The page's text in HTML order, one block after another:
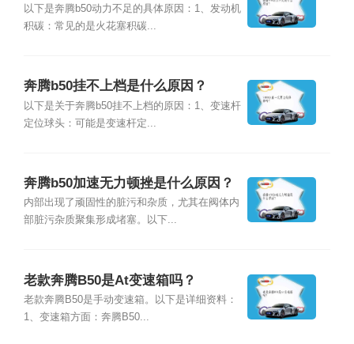
以下是奔腾b50动力不足的具体原因：1、发动机
积碳：常见的是火花塞积碳...
奔腾b50挂不上档是什么原因？
以下是关于奔腾b50挂不上档的原因：1、变速杆
定位球头：可能是变速杆定...
奔腾b50加速无力顿挫是什么原因？
内部出现了顽固性的脏污和杂质，尤其在阀体内
部脏污杂质聚集形成堵塞。以下...
老款奔腾B50是At变速箱吗？
老款奔腾B50是手动变速箱。以下是详细资料：
1、变速箱方面：奔腾B50...